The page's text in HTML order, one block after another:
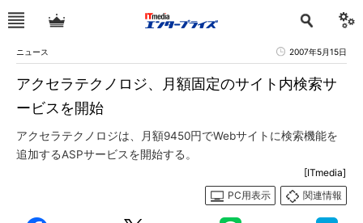
ニュース 2007年5月15日
アクセラテクノロジ、月額固定のサイト内検索サ
ービスを開始
アクセラテクノロジは、月額9450円でWebサイトに検索機能を
追加するASPサービスを開始する。
[ITmedia]
PC用表示
関連情報